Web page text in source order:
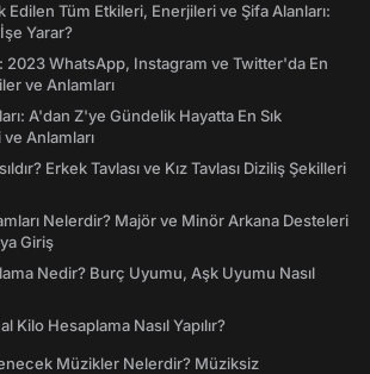
Edilen Tüm Etkileri, Enerjileri ve Şifa Alanları:
Yarar?
2023 WhatsApp, Instagram ve Twitter'da En
ve Anlamları
A'dan Z'ye Gündelik Hayatta En Sık
Anlamları
Erkek Tavlası ve Kız Tavlası Diziliş Şekilleri
Nelerdir? Majör ve Minör Arkana Desteleri
Giriş
Nedir? Burç Uyumu, Aşk Uyumu Nasıl
Kilo Hesaplama Nasıl Yapılır?
Müzikler Nelerdir? Müziksiz